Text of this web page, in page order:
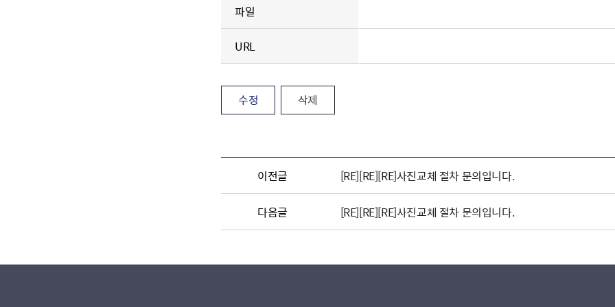
파일
URL
수정 삭제
이전글 [RE][RE][RE]사진교체 절차 문의입니다.
다음글 [RE][RE][RE]사진교체 절차 문의입니다.